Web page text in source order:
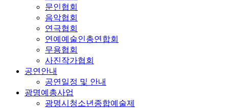
문인협회
음악협회
연극협회
연예예술인총연합회
무용협회
사진작가협회
공연안내
공연일정 및 안내
광명예총사업
광명시청소년종합예술제